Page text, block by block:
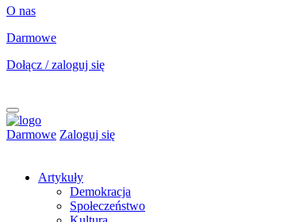
O nas
Darmowe
Dołącz / zaloguj się
Darmowe Zaloguj się
Artykuły
Demokracja
Społeczeństwo